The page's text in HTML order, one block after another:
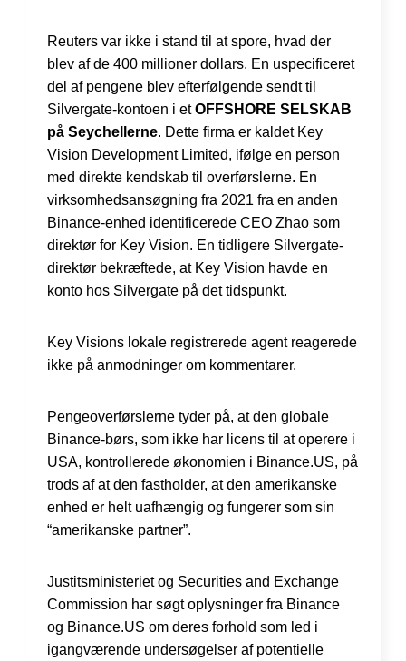
Reuters var ikke i stand til at spore, hvad der
blev af de 400 millioner dollars. En uspecificeret
del af pengene blev efterfølgende sendt til
Silvergate-kontoen i etOFFSHORE SELSKAB
på Seychellerne. Dette firma er kaldet Key
Vision Development Limited, ifølge en person
med direkte kendskab til overførslerne. En
virksomhedsansøgning fra 2021 fra en anden
Binance-enhed identificerede CEO Zhao som
direktør for Key Vision. En tidligere Silvergate-
direktør bekræftede, at Key Vision havde en
konto hos Silvergate på det tidspunkt.
Key Visions lokale registrerede agent reagerede
ikke på anmodninger om kommentarer.
Pengeoverførslerne tyder på, at den globale
Binance-børs, som ikke har licens til at operere i
USA, kontrollerede økonomien i Binance.US, på
trods af at den fastholder, at den amerikanske
enhed er helt uafhængig og fungerer som sin
“amerikanske partner”.
Justitsministeriet og Securities and Exchange
Commission har søgt oplysninger fra Binance
og Binance.US om deres forhold som led i
igangværende undersøgelser af potentielle